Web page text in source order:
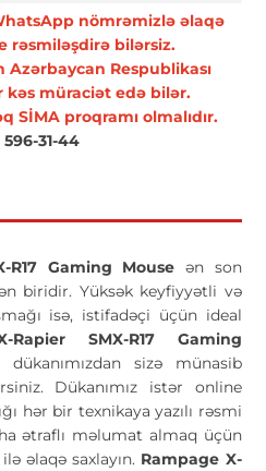
nömrəmizlə əlaqə
rəsmiləşdirə bilərsiz.
Azərbaycan Respublikası
kəs müraciət edə bilər.
SİMA proqramı olmalıdır.
596-31-44
R17 Gaming Mouse ən son
biridir. Yüksək keyfiyyətli və
isə, istifadəçi üçün ideal
Rapier SMX-R17 Gaming
sizə münasib
Dükanımız istər online
hər bir texnikaya yazılı rəsmi
ətraflı məlumat almaq üçün
əlaqə saxlayın. Rampage X-